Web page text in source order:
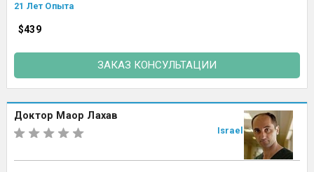
21 Лет Опыта
$439
ЗАКАЗ КОНСУЛЬТАЦИИ
Доктор Маор Лахав
Israel